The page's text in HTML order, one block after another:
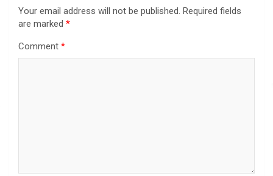
Your email address will not be published. Required fields
are marked *
Comment *